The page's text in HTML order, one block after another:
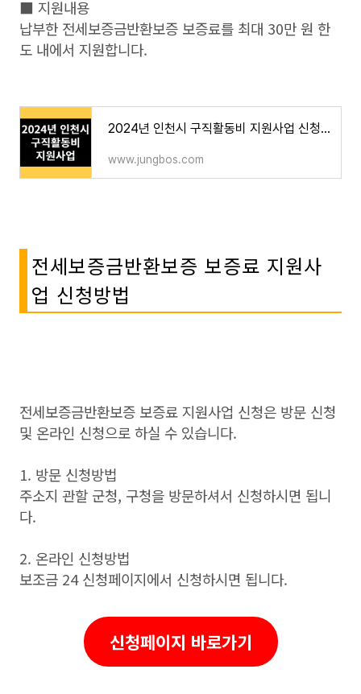
■ 지원내용
납부한 전세보증금반환보증 보증료를 최대 30만 원 한
도 내에서 지원합니다.
2024년 인천시 구직활동비 지원사업 신청대상 신청방법
www.jungbos.com
전세보증금반환보증 보증료 지원사
업 신청방법
전세보증금반환보증 보증료 지원사업 신청은 방문 신청
및 온라인 신청으로 하실 수 있습니다.
1. 방문 신청방법
주소지 관할 군청, 구청을 방문하셔서 신청하시면 됩니
다.
2. 온라인 신청방법
보조금 24 신청페이지에서 신청하시면 됩니다.
신청페이지 바로가기